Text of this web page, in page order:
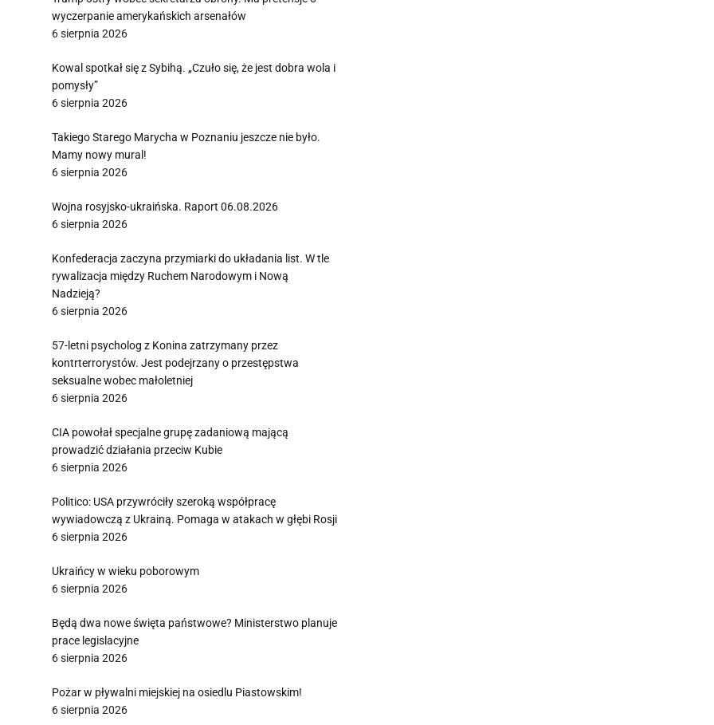
wyczerpanie amerykańskich arsenałów
6 sierpnia 2026
Kowal spotkał się z Sybihą. „Czuło się, że jest dobra wola i
pomysły”
6 sierpnia 2026
Takiego Starego Marycha w Poznaniu jeszcze nie było.
Mamy nowy mural!
6 sierpnia 2026
Wojna rosyjsko-ukraińska. Raport 06.08.2026
6 sierpnia 2026
Konfederacja zaczyna przymiarki do układania list. W tle
rywalizacja między Ruchem Narodowym i Nową
Nadzieją?
6 sierpnia 2026
57-letni psycholog z Konina zatrzymany przez
kontrterrorystów. Jest podejrzany o przestępstwa
seksualne wobec małoletniej
6 sierpnia 2026
CIA powołał specjalne grupę zadaniową mającą
prowadzić działania przeciw Kubie
6 sierpnia 2026
Politico: USA przywróciły szeroką współpracę
wywiadowczą z Ukrainą. Pomaga w atakach w głębi Rosji
6 sierpnia 2026
Ukraińcy w wieku poborowym
6 sierpnia 2026
Będą dwa nowe święta państwowe? Ministerstwo planuje
prace legislacyjne
6 sierpnia 2026
Pożar w pływalni miejskiej na osiedlu Piastowskim!
6 sierpnia 2026